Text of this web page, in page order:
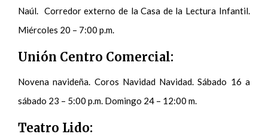
Naúl. Corredor externo de la Casa de la Lectura Infantil.
Miércoles 20 – 7:00 p.m.
Unión Centro Comercial:
Novena navideña. Coros Navidad Navidad. Sábado 16 a
sábado 23 – 5:00 p.m. Domingo 24 – 12:00 m.
Teatro Lido: